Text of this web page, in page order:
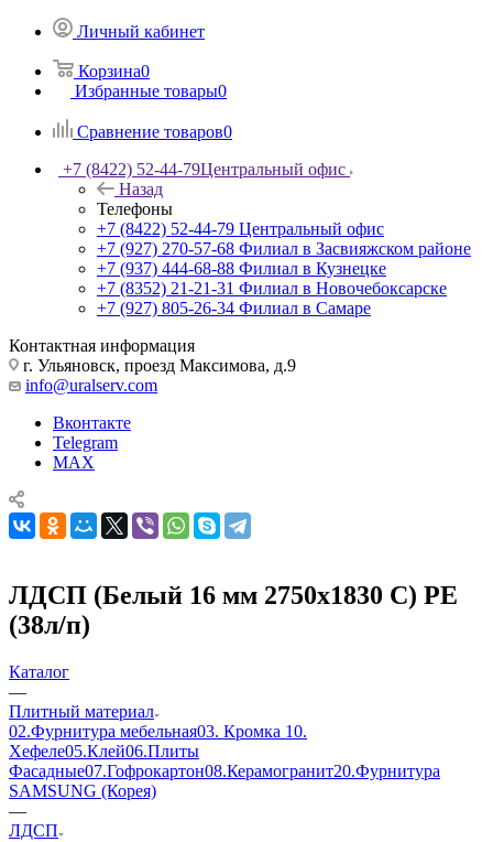
Личный кабинет
Корзина0
Избранные товары0
Сравнение товаров0
+7 (8422) 52-44-79Центральный офис
Назад
Телефоны
+7 (8422) 52-44-79 Центральный офис
+7 (927) 270-57-68 Филиал в Засвияжском районе
+7 (937) 444-68-88 Филиал в Кузнецке
+7 (8352) 21-21-31 Филиал в Новочебоксарске
+7 (927) 805-26-34 Филиал в Самаре
Контактная информация
г. Ульяновск, проезд Максимова, д.9
info@uralserv.com
Вконтакте
Telegram
MAX
ЛДСП (Белый 16 мм 2750х1830 С) PE
(38л/п)
Каталог
—
Плитный материал
02.Фурнитура мебельная03. Кромка 10.
Хефеле05.Клей06.Плиты
Фасадные07.Гофрокартон08.Керамогранит20.Фурнитура
SAMSUNG (Корея)
—
ЛДСП